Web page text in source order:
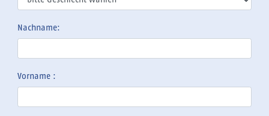
Nachname:
Vorname :